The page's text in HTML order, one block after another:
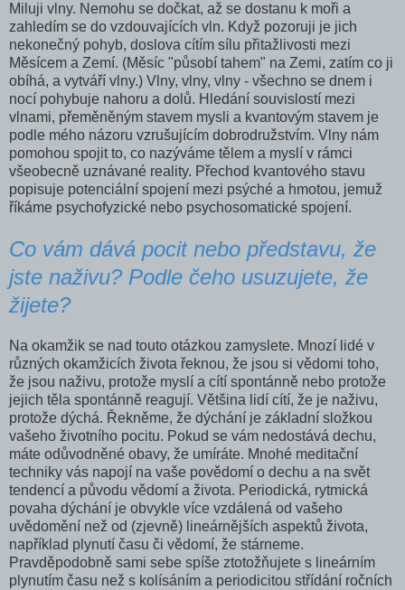
Miluji vlny. Nemohu se dočkat, až se dostanu k moři a
zahledím se do vzdouvajících vln. Když pozoruji je­ jich
nekonečný pohyb, doslova cítím sílu přitažlivosti mezi
Měsícem a Zemí. (Měsíc "působí tahem" na Zemi, zatím­ co ji
obíhá, a vytváří vlny.) Vlny, vlny, vlny - všechno se dnem i
nocí pohybuje nahoru a dolů. Hledání souvislostí mezi
vlnami, přeměněným stavem mysli a kvantovým sta­vem je
podle mého názoru vzrušujícím dobrodružstvím. Vlny nám
pomohou spojit to, co nazýváme tělem a myslí v rámci
všeobecně uznávané reality. Přechod kvan­tového stavu
popisuje potenciální spojení mezi psýché a hmotou, jemuž
říkáme psychofyzické nebo psychosomatické spojení.
Co vám dává pocit nebo představu, že
jste naživu? Podle čeho usuzujete, že
žijete?
Na okamžik se nad touto otázkou zamyslete. Mnozí lidé v
různých okamžicích života řeknou, že jsou si vědomi toho,
že jsou naživu, protože myslí a cítí spontánně nebo protože
jejich těla spontánně reagují. Většina lidí cítí, že je naživu,
protože dýchá. Řekněme, že dýchání je základní složkou
vašeho ži­votního pocitu. Pokud se vám nedostává dechu,
máte odů­vodněné obavy, že umíráte. Mnohé meditační
techniky vás napojí na vaše povědomí o dechu a na svět
tendencí a půvo­du vědomí a života. Periodická, rytmická
povaha dýchání je obvykle více vzdálená od vašeho
uvědomění než od (zjevně) lineárnějších aspektů života,
například plynutí času či vědomí, že stárneme.
Pravděpodobně sami sebe spíše ztotožňujete s lineárním
plynutím času než s kolísáním a periodicitou střídání ročních